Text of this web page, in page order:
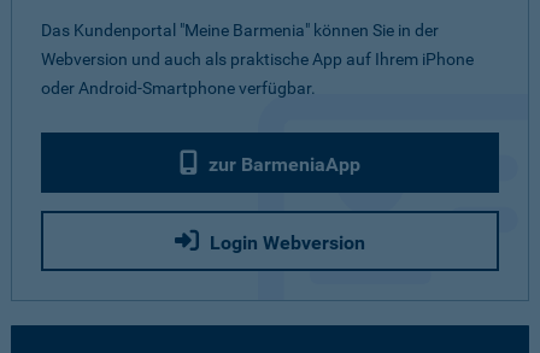
Das Kundenportal "Meine Barmenia" können Sie in der
Webversion und auch als praktische App auf Ihrem iPhone
oder Android-Smartphone verfügbar.
zur BarmeniaApp
Login Webversion